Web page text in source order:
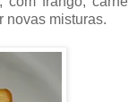
novas misturas.